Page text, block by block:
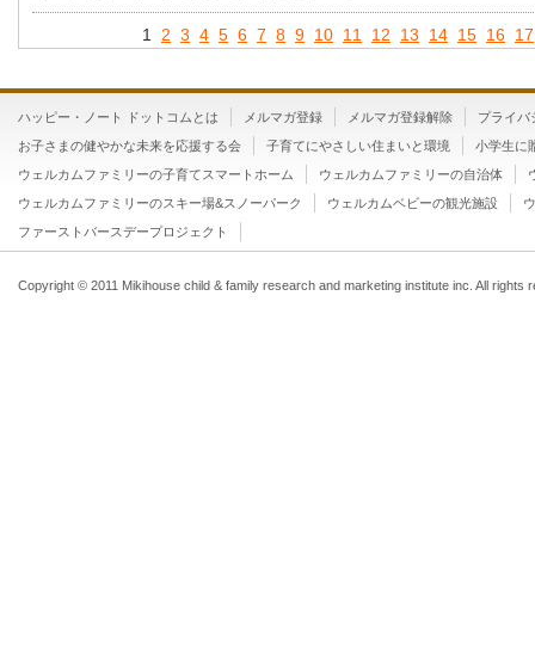
1 2 3 4 5 6 7 8 9 10 11 12 13 14 15 16 17
ハッピー・ノート ドットコムとは メルマガ登録 メルマガ登録解除
プライバ
お子さまの健やかな未来を応援する会
子育てにやさしい住まいと環境
小学生に
ウェルカムファミリーの子育てスマートホーム
ウェルカムファミリーの自治体
ウェルカムファミリーのスキー場&スノーパーク
ウェルカムベビーの観光施設
ファーストバースデープロジェクト
Copyright © 2011 Mikihouse child & family research and marketing institute inc. All rights